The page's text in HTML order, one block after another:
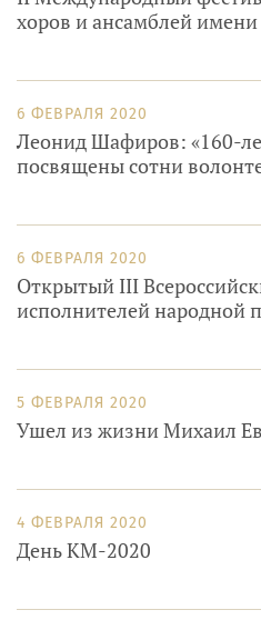
хоров и ансамблей
6 ФЕВРАЛЯ 2020
Леонид Шафиров: «160-
посвящены сотни
6 ФЕВРАЛЯ 2020
Открытый III
исполнителей народной
5 ФЕВРАЛЯ 2020
Ушел из жизни Михаил
4 ФЕВРАЛЯ 2020
День КМ-2020